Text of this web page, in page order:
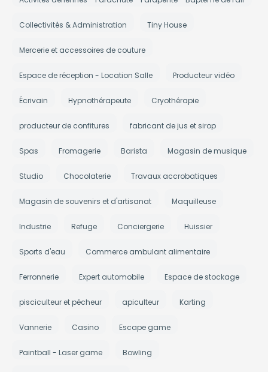
Collectivités & Administration Tiny House
Mercerie et accessoires de couture
Espace de réception - Location Salle Producteur vidéo
Écrivain Hypnothérapeute Cryothérapie
producteur de confitures fabricant de jus et sirop
Spas Fromagerie Barista Magasin de musique
Studio Chocolaterie Travaux accrobatiques
Magasin de souvenirs et d'artisanat Maquilleuse
Industrie Refuge Conciergerie Huissier
Sports d'eau Commerce ambulant alimentaire
Ferronnerie Expert automobile Espace de stockage
pisciculteur et pécheur apiculteur Karting
Vannerie Casino Escape game
Paintball - Laser game Bowling